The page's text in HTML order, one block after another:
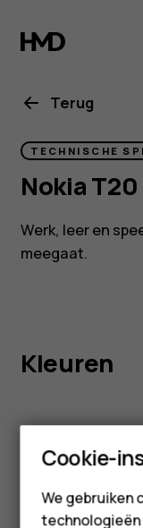
Nokia
T20Terug
TECHNISCHE
Nokia T20
Werk, leer en
meegaat.
Kleuren
Cookie-
We gebruiken
technologieën